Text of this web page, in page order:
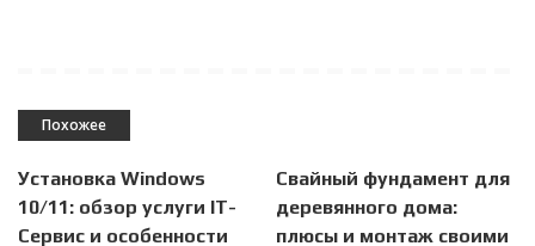
Похожее
Установка Windows
10/11: обзор услуги IT-
Сервис и особенности
Свайный фундамент для
деревянного дома:
плюсы и монтаж своими